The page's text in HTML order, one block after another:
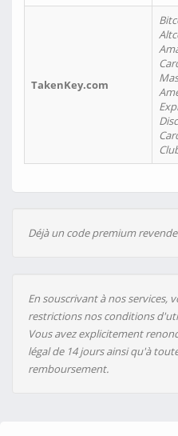
TakenKey.com
Déjà un code premium
En souscrivant à nos services,
restrictions nos conditions
Vous avez explicitement
légal de 14 jours ainsi qu'à
remboursement.